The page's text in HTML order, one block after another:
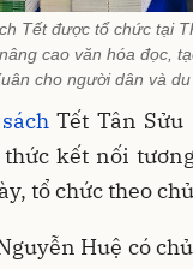
Tết được tổ chức tại
cao văn hóa đọc,
cho người dân và du
Tết Tân
kết nối
tổ chức theo
Huệ có